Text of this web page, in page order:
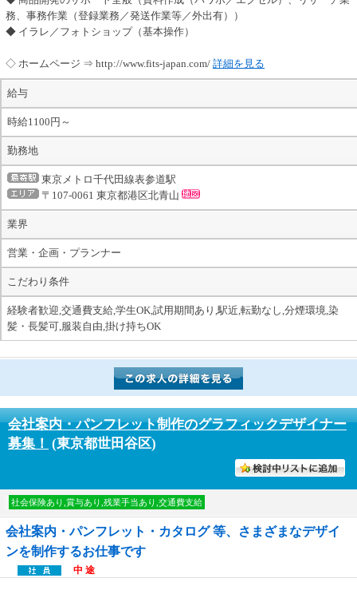
務、事務作業（登録業務／発送作業等／外出有））
◆ イラレ／フォトショップ（基本操作）
◇ ホームページ ⇒ http://www.fits-japan.com/ 詳細を見る
給与
時給1100円～
勤務地
東京メトロ千代田線表参道駅
〒107-0061 東京都港区北青山
業界
営業・企画・プランナー
こだわり条件
経験者歓迎,交通費支給,学生OK,試用期間あり,駅近,転勤なし,分煙環境,染
髪・長髪可,服装自由,掛け持ちOK
会社案内・パンフレット制作のグラフィックデザイナー
募集！ (東京都世田谷区)
討中リストに入れる
社会保険あり,賞与あり,残業手当あり,交通費支給
会社案内・パンフレット・カタログ 等、さまざまなデザイ
ンを制作するお仕事です
中 途